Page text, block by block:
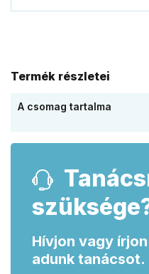
Termék részletei
A csomag tartalma
Hívjon vagy
adunk tanácsot.